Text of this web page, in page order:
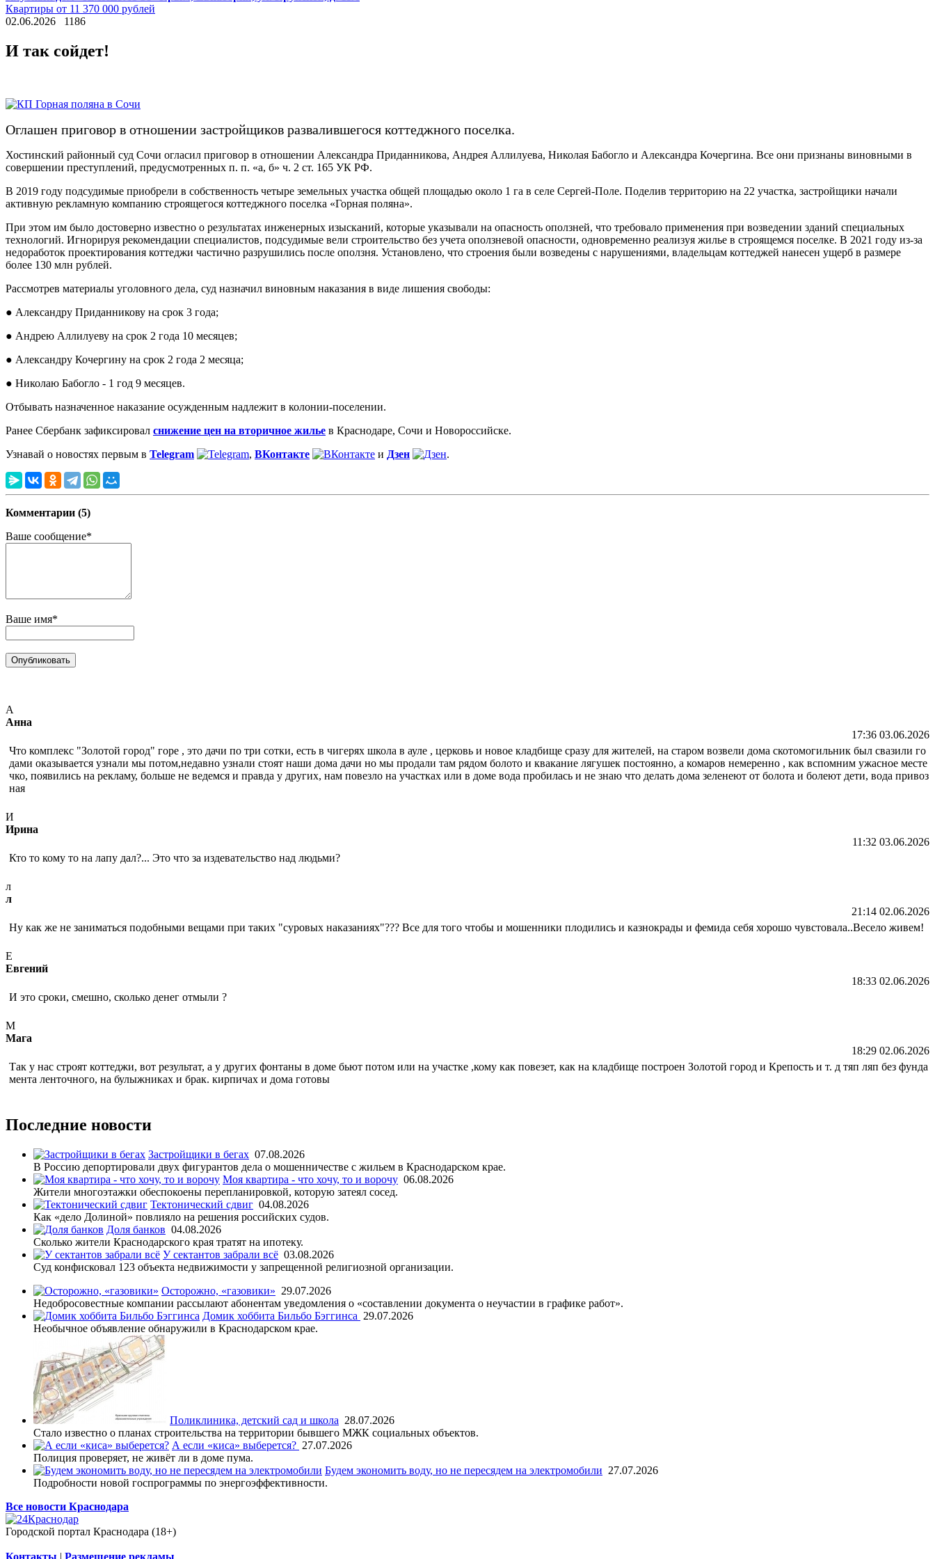
Квартиры от 11 370 000 рублей
02.06.2026
1186
И так сойдет!
Оглашен приговор в отношении застройщиков развалившегося коттеджного поселка.
Хостинский районный суд Сочи огласил приговор в отношении Александра Приданникова, Андрея Аллилуева, Николая Бабогло и Александра Кочергина. Все они признаны виновными в
совершении преступлений, предусмотренных п. п. «а, б» ч. 2 ст. 165 УК РФ.
В 2019 году подсудимые приобрели в собственность четыре земельных участка общей площадью около 1 га в селе Сергей-Поле. Поделив территорию на 22 участка, застройщики начали
активную рекламную компанию строящегося коттеджного поселка «Горная поляна».
При этом им было достоверно известно о результатах инженерных изысканий, которые указывали на опасность оползней, что требовало применения при возведении зданий специальных
технологий. Игнорируя рекомендации специалистов, подсудимые вели строительство без учета оползневой опасности, одновременно реализуя жилье в строящемся поселке. В 2021 году из-за
недоработок проектирования коттеджи частично разрушились после оползня. Установлено, что строения были возведены с нарушениями, владельцам коттеджей нанесен ущерб в размере
более 130 млн рублей.
Рассмотрев материалы уголовного дела, суд назначил виновным наказания в виде лишения свободы:
● Александру Приданникову на срок 3 года;
● Андрею Аллилуеву на срок 2 года 10 месяцев;
● Александру Кочергину на срок 2 года 2 месяца;
● Николаю Бабогло - 1 год 9 месяцев.
Отбывать назначенное наказание осужденным надлежит в колонии-поселении.
Ранее Сбербанк зафиксировал снижение цен на вторичное жилье в Краснодаре, Сочи и Новороссийске.
Узнавай о новостях первым в Telegram , ВКонтакте и Дзен .
Комментарии (5)
Ваше сообщение*
Ваше имя*
А
Анна
17:36 03.06.2026
Что комплекс "Золотой город" горе , это дачи по три сотки, есть в чигерях школа в ауле , церковь и новое кладбище сразу для жителей, на старом возвели дома скотомогильник был свазили го
дами оказывается узнали мы потом,недавно узнали стоят наши дома дачи но мы продали там рядом болото и квакание лягушек постоянно, а комаров немеренно , как вспомним ужасное месте
чко, появились на рекламу, больше не ведемся и правда у других, нам повезло на участках или в доме вода пробилась и не знаю что делать дома зеленеют от болота и болеют дети, вода привоз
ная
И
Ирина
11:32 03.06.2026
Кто то кому то на лапу дал?... Это что за издевательство над людьми?
л
л
21:14 02.06.2026
Ну как же не заниматься подобными вещами при таких "суровых наказаниях"??? Все для того чтобы и мошенники плодились и казнокрады и фемида себя хорошо чувстовала..Весело живем!
Е
Евгений
18:33 02.06.2026
И это сроки, смешно, сколько денег отмыли ?
М
Мага
18:29 02.06.2026
Так у нас строят коттеджи, вот результат, а у других фонтаны в доме бьют потом или на участке ,кому как повезет, как на кладбище построен Золотой город и Крепость и т. д тяп ляп без фунда
мента ленточного, на булыжниках и брак. кирпичах и дома готовы
Последние новости
Застройщики в бегах 07.08.2026
В Россию депортировали двух фигурантов дела о мошенничестве с жильем в Краснодарском крае.
Моя квартира - что хочу, то и ворочу 06.08.2026
Жители многоэтажки обеспокоены перепланировкой, которую затеял сосед.
Тектонический сдвиг 04.08.2026
Как «дело Долиной» повлияло на решения российских судов.
Доля банков 04.08.2026
Сколько жители Краснодарского края тратят на ипотеку.
У сектантов забрали всё 03.08.2026
Суд конфисковал 123 объекта недвижимости у запрещенной религиозной организации.
Осторожно, «газовики» 29.07.2026
Недобросовестные компании рассылают абонентам уведомления о «составлении документа о неучастии в графике работ».
Домик хоббита Бильбо Бэггинса 29.07.2026
Необычное объявление обнаружили в Краснодарском крае.
Поликлиника, детский сад и школа 28.07.2026
Стало известно о планах строительства на территории бывшего МЖК социальных объектов.
А если «киса» выберется? 27.07.2026
Полиция проверяет, не живёт ли в доме пума.
Будем экономить воду, но не пересядем на электромобили 27.07.2026
Подробности новой госпрограммы по энергоэффективности.
Все новости Краснодара
Городской портал Краснодара (18+)
Контакты | Размещение рекламы